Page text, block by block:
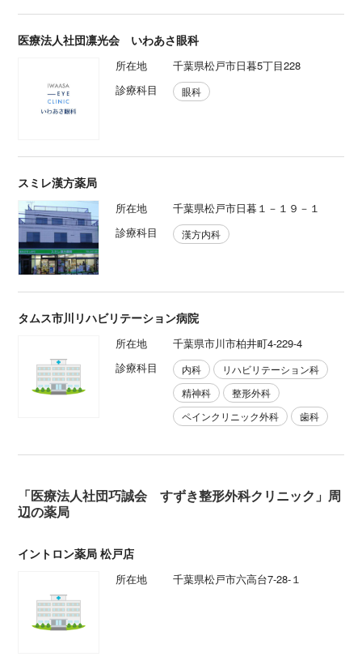
医療法人社団凛光会 いわあさ眼科
所在地
千葉県松戸市日暮5丁目228
診療科目
眼科
スミレ漢方薬局
所在地
千葉県松戸市日暮１－１９－１
診療科目
漢方内科
タムス市川リハビリテーション病院
所在地
千葉県市川市柏井町4-229-4
診療科目
内科
リハビリテーション科
精神科
整形外科
ペインクリニック外科
歯科
「医療法人社団巧誠会 すずき整形外科クリニック」周
辺の薬局
イントロン薬局 松戸店
所在地 千葉県松戸市六高台7‐28‐１